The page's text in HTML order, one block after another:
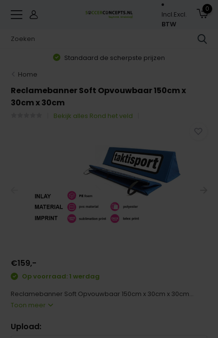
Incl.Excl.
BTW
0
Standaard de scherpste prijzen
Home
Reclamebanner Soft Opvouwbaar 150cm x
30cm x 30cm
Bekijk alles Rond het veld
€159,-
Op voorraad: 1 werdag
Reclamebanner Soft Opvouwbaar 150cm x 30cm x 30cm...
Toon meer
Upload: